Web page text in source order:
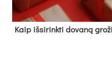
Kaip išsirinkti dovaną